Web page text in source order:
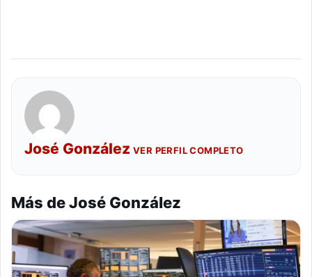
José González VER PERFIL COMPLETO
Más de José González